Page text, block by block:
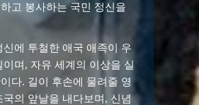
고 봉사하는 국민 정신을
신에 투철한 애국 애족이 우
이며, 자유 세계의 이상을 실
다. 길이 후손에 물려줄 영
국의 앞날을 내다보며, 신념